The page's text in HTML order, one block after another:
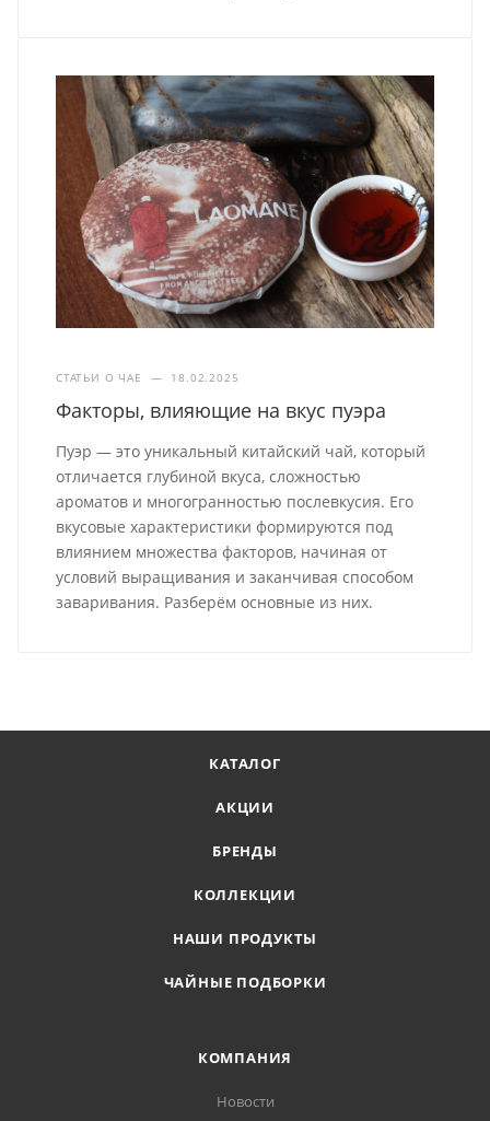
СТАТЬИ О ЧАЕ — 18.02.2025
Факторы, влияющие на вкус пуэра
Пуэр — это уникальный китайский чай, который
отличается глубиной вкуса, сложностью
ароматов и многогранностью послевкусия. Его
вкусовые характеристики формируются под
влиянием множества факторов, начиная от
условий выращивания и заканчивая способом
заваривания. Разберём основные из них.
КАТАЛОГ
АКЦИИ
БРЕНДЫ
КОЛЛЕКЦИИ
НАШИ ПРОДУКТЫ
ЧАЙНЫЕ ПОДБОРКИ
КОМПАНИЯ
Новости